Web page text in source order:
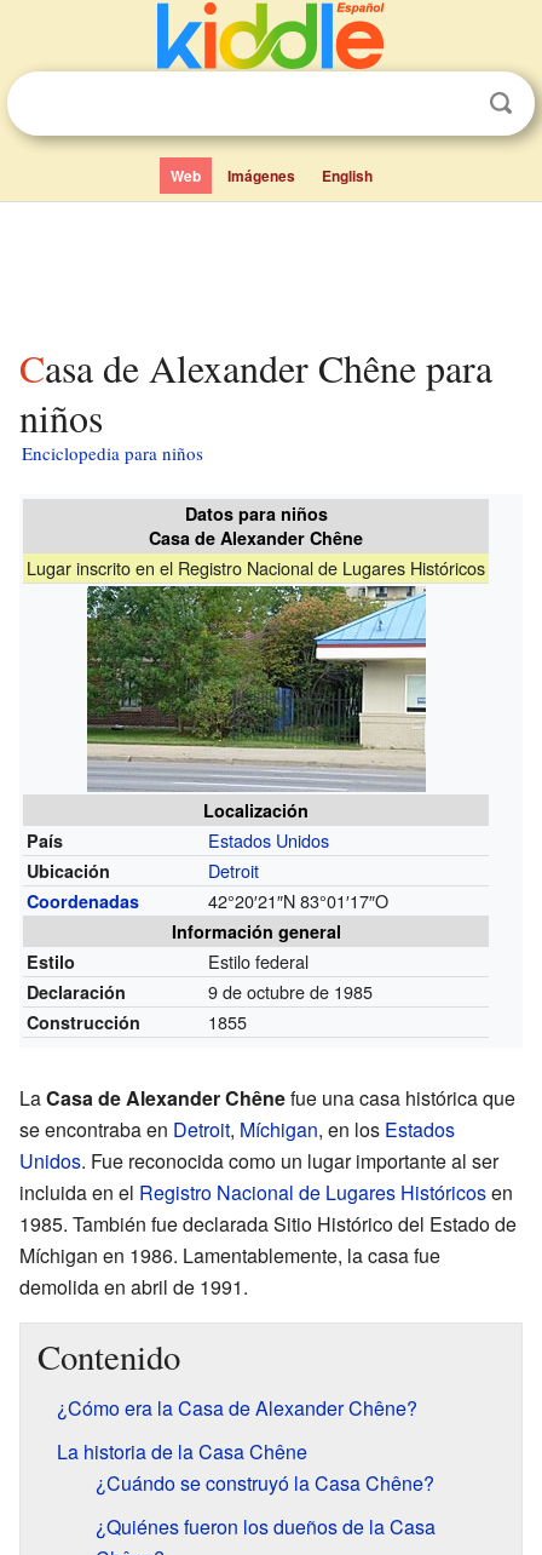
Web Imágenes English
Casa de Alexander Chêne para
niños
Enciclopedia para niños
Datos para niños
Casa de Alexander Chêne
Lugar inscrito en el Registro Nacional de Lugares Históricos
Localización
País
Estados Unidos
Ubicación Detroit
Coordenadas 42°20′21″N83°01′17″O
Información general
Estilo
Estilo federal
Declaración 9 de octubre de 1985
Construcción 1855
LaCasa de Alexander Chênefue una casa histórica que
se encontraba en Detroit, Míchigan, en los Estados
Unidos. Fue reconocida como un lugar importante al ser
incluida en el Registro Nacional de Lugares Históricosen
1985. También fue declarada Sitio Histórico del Estado de
Míchigan en 1986. Lamentablemente, la casa fue
demolida en abril de 1991.
Contenido
¿Cómo era la Casa de Alexander Chêne?
La historia de la Casa Chêne
¿Cuándo se construyó la Casa Chêne?
¿Quiénes fueron los dueños de la Casa